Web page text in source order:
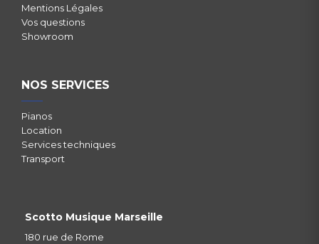
Mentions Légales
Vos questions
Showroom
NOS SERVICES
Pianos
Location
Services techniques
Transport
Scotto Musique Marseille
180 rue de Rome